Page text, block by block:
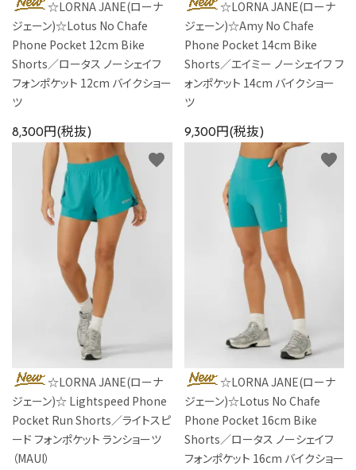
☆LORNA JANE(ローナ
ジェーン)☆Lotus No Chafe
Phone Pocket 12cm Bike
Shorts／ロータス ノーシェイフ
フォンポケット 12cm バイクショー
ツ
8,300円(税抜)
☆LORNA JANE(ローナ
ジェーン)☆Amy No Chafe
Phone Pocket 14cm Bike
Shorts／エイミー ノーシェイフ フ
ォンポケット 14cm バイクショー
ツ
9,300円(税抜)
☆LORNA JANE(ローナ
ジェーン)☆ Lightspeed Phone
Pocket Run Shorts／ライトスピ
ード フォンポケット ランショーツ
（MAUI）
favorite
☆LORNA JANE(ローナ
ジェーン)☆Lotus No Chafe
Phone Pocket 16cm Bike
Shorts／ロータス ノーシェイフ
フォンポケット 16cm バイクショー
favorite